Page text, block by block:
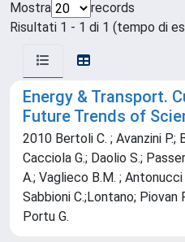
Mostra
records
Risultati 1 - 1 di 1 (tempo di
Energy & Transport.
Future Trends of
2010 Bertoli C. ; Avanzini P.;
Cacciola G.; Daolio S.;
A.; Vaglieco B.M. ; Antonucci
Sabbioni C.;Lontano; Piovan
Portu G.